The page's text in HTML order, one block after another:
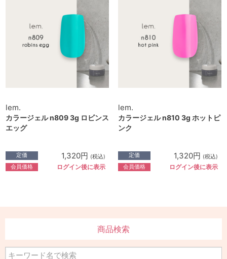
lem.
カラージェル n809 3g ロビンス
エッグ
定価 1,320円 (税込)
会員価格 ログイン後に表示
lem.
カラージェル n810 3g ホットピ
ンク
定価 1,320円 (税込)
会員価格 ログイン後に表示
商品検索